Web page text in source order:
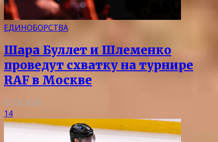
ЕДИНОБОРСТВА
Шара Буллет и Шлеменко
проведут схватку на турнире
RAF в Москве
07.08.2026
14